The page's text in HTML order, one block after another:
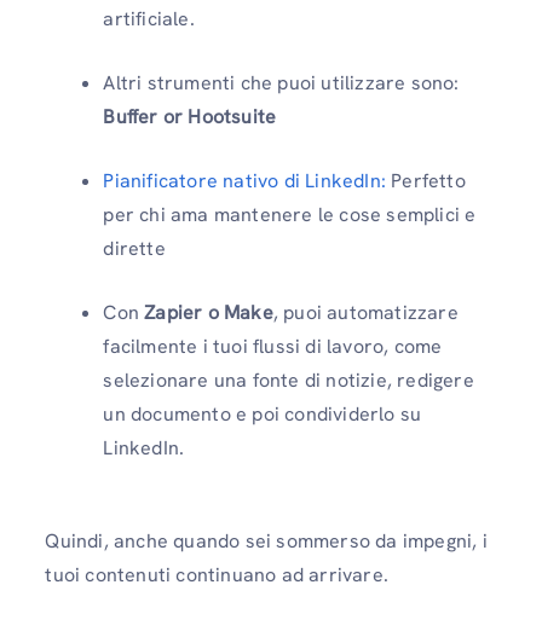
artificiale.
Altri strumenti che puoi utilizzare sono:
Buffer or Hootsuite
Pianificatore nativo di LinkedIn: Perfetto
per chi ama mantenere le cose semplici e
dirette
ConZapier o Make, puoi automatizzare
facilmente i tuoi flussi di lavoro, come
selezionare una fonte di notizie, redigere
un documento e poi condividerlo su
LinkedIn.
Quindi, anche quando sei sommerso da impegni, i
tuoi contenuti continuano ad arrivare.